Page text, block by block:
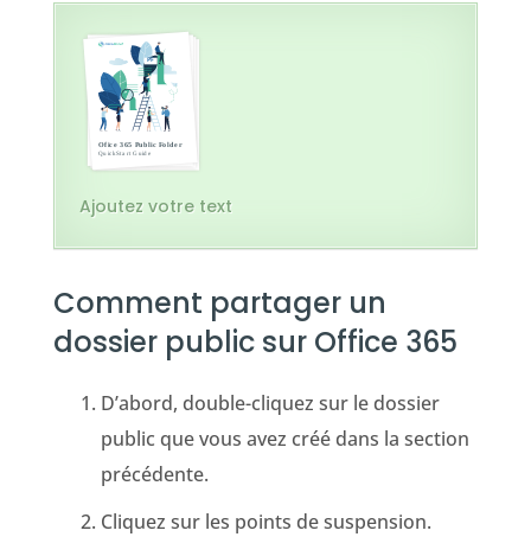
Ajoutez votre text
Comment partager un
dossier public sur Office 365
D’abord, double-cliquez sur le dossier
public que vous avez créé dans la section
précédente.
Cliquez sur les points de suspension.